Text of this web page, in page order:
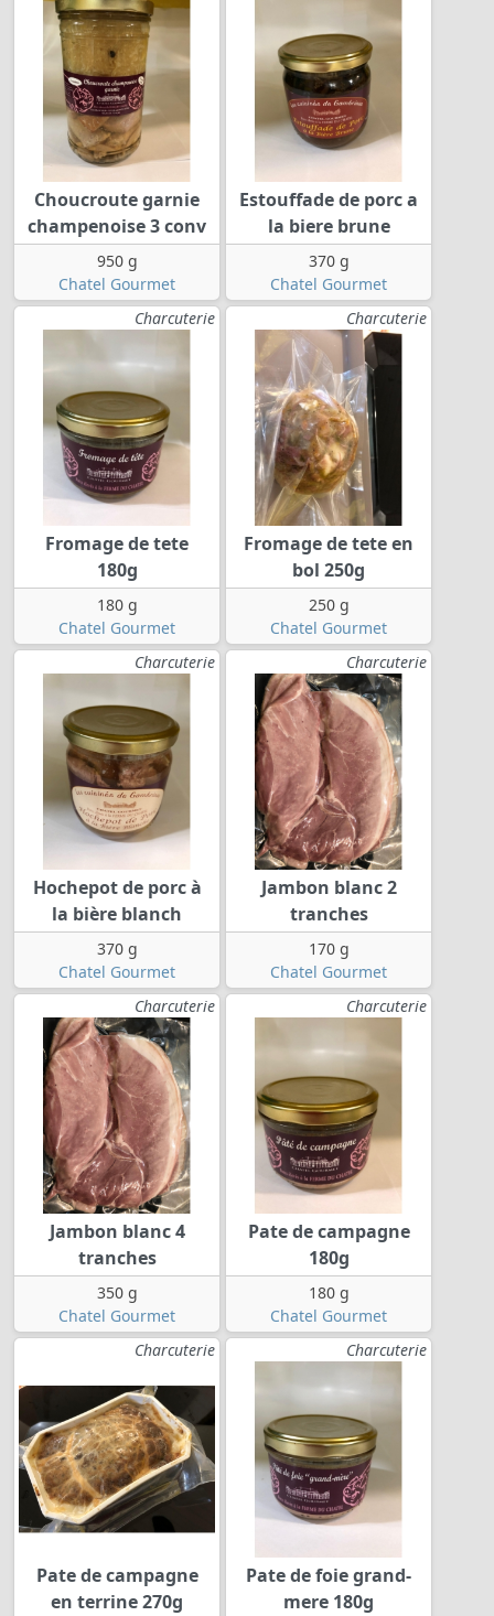
Choucroute garnie
champenoise 3 conv
950 g
Chatel Gourmet
Estouffade de porc a
la biere brune
370 g
Chatel Gourmet
Charcuterie
Fromage de tete
180g
180 g
Chatel Gourmet
Charcuterie
Fromage de tete en
bol 250g
250 g
Chatel Gourmet
Charcuterie
Hochepot de porc à
la bière blanch
370 g
Chatel Gourmet
Charcuterie
Jambon blanc 2
tranches
170 g
Chatel Gourmet
Charcuterie
Jambon blanc 4
tranches
350 g
Chatel Gourmet
Charcuterie
Pate de campagne
180g
180 g
Chatel Gourmet
Charcuterie
Pate de campagne
en terrine 270g
Charcuterie
Pate de foie grand-
mere 180g